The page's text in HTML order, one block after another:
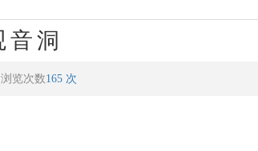
洞
览次数165 次